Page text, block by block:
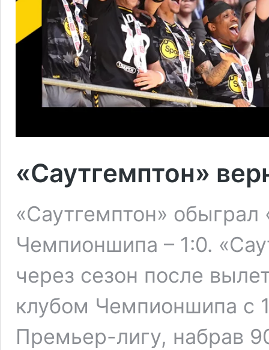
«Саутгемптон»
«Саутгемптон»
Чемпионшипа – 1:0.
через сезон после
клубом Чемпионшипа с
Премьер-лигу, набрав